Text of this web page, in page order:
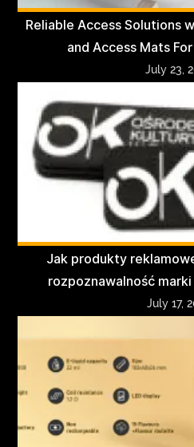
Reliable Access Solutions
and Access Mats
July 23,
Jak produkty
rozpoznawalność
July 17,